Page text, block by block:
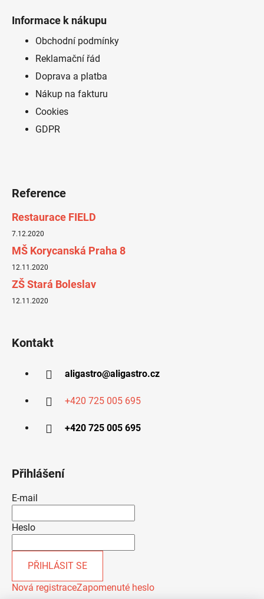
Informace k nákupu
Obchodní podmínky
Reklamační řád
Doprava a platba
Nákup na fakturu
Cookies
GDPR
Reference
Restaurace FIELD
7.12.2020
MŠ Korycanská Praha 8
12.11.2020
ZŠ Stará Boleslav
12.11.2020
Kontakt
aligastro@aligastro.cz
+420 725 005 695
+420 725 005 695
Přihlášení
E-mail
Heslo
PŘIHLÁSIT SE
Nová registraceZapomenuté heslo